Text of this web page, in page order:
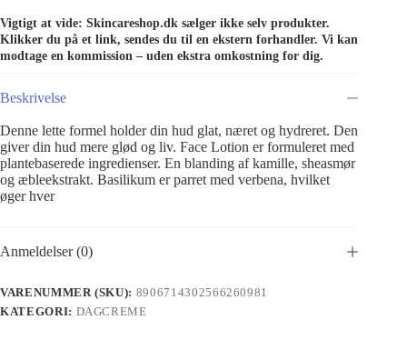
Vigtigt at vide: Skincareshop.dk sælger ikke selv produkter.
Klikker du på et link, sendes du til en ekstern forhandler. Vi kan
modtage en kommission – uden ekstra omkostning for dig.
Beskrivelse
Denne lette formel holder din hud glat, næret og hydreret. Den
giver din hud mere glød og liv. Face Lotion er formuleret med
plantebaserede ingredienser. En blanding af kamille, sheasmør
og æbleekstrakt. Basilikum er parret med verbena, hvilket
øger hver
Anmeldelser (0)
VARENUMMER (SKU): 8906714302566260981
KATEGORI: DAGCREME